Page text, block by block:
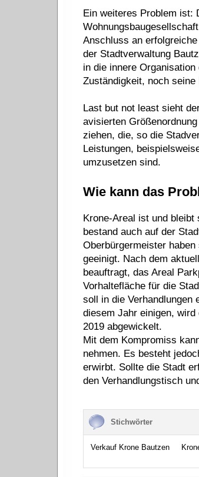
Ein weiteres Problem ist:
Anschluss an
der Stadtverwaltung
in die innere
Zuständigkeit, noch seine
Last but not least sieht
avisierten
ziehen, die, so die
Leistungen,
umzusetzen sind.
Wie kann das
Krone-Areal ist und
bestand auch auf der
Oberbürgermeister
geeinigt. Nach dem
beauftragt, das Areal
Vorhaltefläche für die
soll in die Verhandlungen
diesem Jahr einigen,
2019 abgewickelt.
Mit dem Kompromiss
nehmen. Es besteht
erwirbt. Sollte die Stadt
den Verhandlungstisch
Stichwörter
Verkauf Krone Bautzen